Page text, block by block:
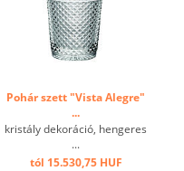
Pohár szett "Vista Alegre"
...
kristály dekoráció, hengeres
...
tól 15.530,75 HUF